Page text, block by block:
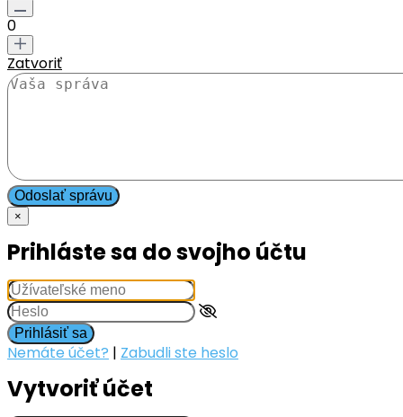
0
Zatvoriť
Odoslať správu
×
Prihláste sa do svojho účtu
Prihlásiť sa
Nemáte účet? | Zabudli ste heslo
Vytvoriť účet